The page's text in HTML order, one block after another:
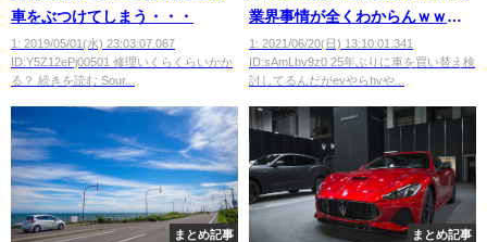
車をぶつけてしまう・・・
1: 2019/05/01(水) 23:03:07.067
ID:Y5Z12ePj00501 修理いくらくらいかか
る？ 続きを読む Sour...
業界事情が全くわからんｗｗｗ
ｗｗ
1: 2021/06/20(日) 13:10:01.341
ID:sAmLbv9z0 25年ぶりに車を買い替え検
討してるんだがevやらhvや...
まとめ記事 まとめ記事